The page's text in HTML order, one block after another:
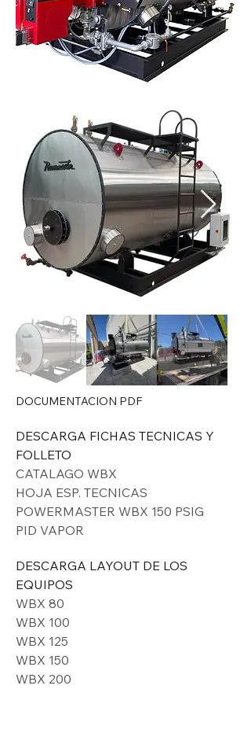
DOCUMENTACION PDF
DESCARGA FICHAS TECNICAS Y
FOLLETO
CATALAGO WBX
HOJA ESP. TECNICAS
POWERMASTER WBX 150 PSIG
PID VAPOR
DESCARGA LAYOUT DE LOS
EQUIPOS
WBX 80
WBX 100
WBX 125
WBX 150
WBX 200